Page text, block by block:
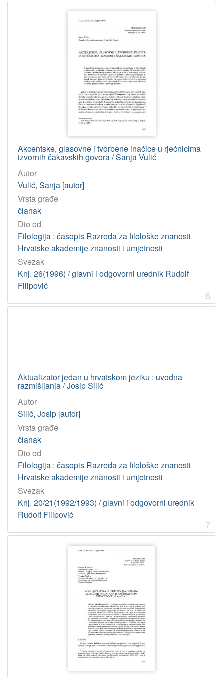
Akcentske, glasovne i tvorbene inačice u rječnicima
izvornih čakavskih govora / Sanja Vulić
Autor
Vulić, Sanja [autor]
Vrsta građe
članak
Dio od
Filologija : časopis Razreda za filološke znanosti
Hrvatske akademije znanosti i umjetnosti
Svezak
Knj. 26(1996) / glavni i odgovorni urednik Rudolf
Filipović
6
Aktualizator jedan u hrvatskom jeziku : uvodna
razmišljanja / Josip Silić
Autor
Silić, Josip [autor]
Vrsta građe
članak
Dio od
Filologija : časopis Razreda za filološke znanosti
Hrvatske akademije znanosti i umjetnosti
Svezak
Knj. 20/21(1992/1993) / glavni i odgovorni urednik
Rudolf Filipović
7